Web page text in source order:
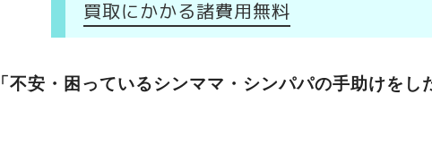
買取にかかる諸費用無料
「不安・困っているシンママ・シンパパの手助けをし